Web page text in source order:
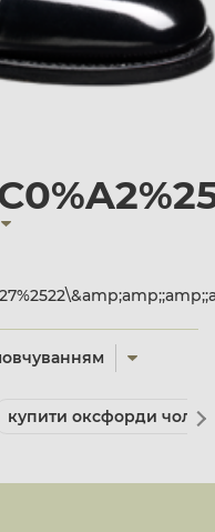
купити оксфорди